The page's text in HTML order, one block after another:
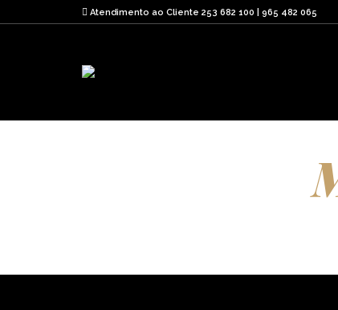
Atendimento ao Cliente 253 682 100 | 965 482 065